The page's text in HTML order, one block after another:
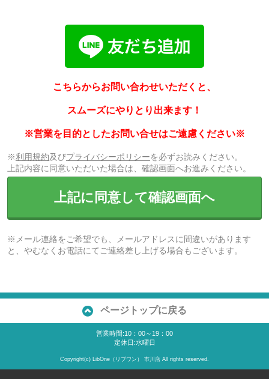
こちらからお問い合わせいただくと、
スムーズにやりとり出来ます！
※営業を目的としたお問い合せはご遠慮ください※
※利用規約及びプライバシーポリシーを必ずお読みください。
上記内容に同意いただいた場合は、確認画面へお進みください。
上記に同意して確認画面へ
※メール連絡をご希望でも、メールアドレスに間違いがあります
と、やむなくお電話にてご連絡差し上げる場合もございます。
ページトップに戻る
営業時間:10：00～19：00
定休日:水曜日
Copyright(c) LibOne（リブワン） 市川店 All rights reserved.